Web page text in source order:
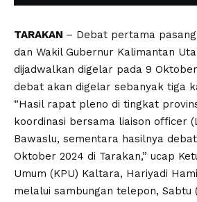
TARAKAN – Debat pertama
dan Wakil Gubernur Kalimantan
dijadwalkan digelar pada 9
debat akan digelar sebanyak tiga
“Hasil rapat pleno di tingkat
koordinasi bersama liaison officer
Bawaslu, sementara hasilnya
Oktober 2024 di Tarakan,” ucap
Umum (KPU) Kaltara, Hariyadi
melalui sambungan telepon, Sabtu